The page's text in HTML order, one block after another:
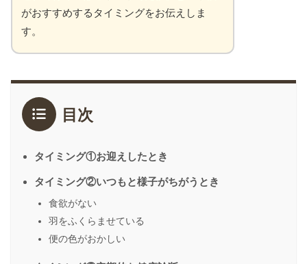
がおすすめするタイミングをお伝えしま
す。
目次
タイミング①お迎えしたとき
タイミング②いつもと様子がちがうとき
食欲がない
羽をふくらませている
便の色がおかしい